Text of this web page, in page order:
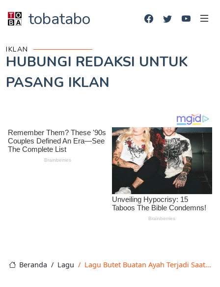
tobatabo
IKLAN
HUBUNGI REDAKSI UNTUK
PASANG IKLAN
Beranda Lagu Lagu Butet Buatan Ayah Terjadi Saat...